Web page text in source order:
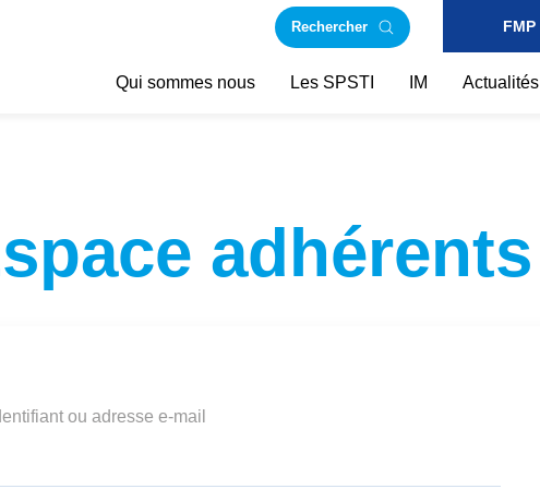
Rechercher FMP
Qui sommes nous Les SPSTI IM Actualités
adhérents
ou adresse e-mail